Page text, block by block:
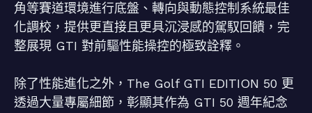
角等賽道環境進行底盤、轉向與動態控制系統最佳
化調校，提供更直接且更具沉浸感的駕馭回饋，完
整展現 GTI 對前驅性能操控的極致詮釋。
除了性能進化之外，The Golf GTI EDITION 50 更
透過大量專屬細節，彰顯其作為 GTI 50 週年紀念